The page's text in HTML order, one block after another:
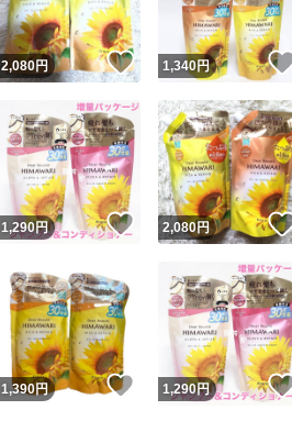
2,080円 いいね！
1,340円
1,290円 いいね！
2,080円
1,390円 いいね！
1,290円